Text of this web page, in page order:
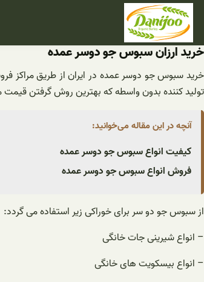
رفتن
محتوا
خرید ارزان سبوس جو دوسر عمده
خرید سبوس جو دوسر عمده در ایران از طریق مراکز
تولید کننده بدون واسطه که بهترین روش گرفتن
آنچه در این مقاله می‌خوانید:
کیفیت انواع سبوس جو دوسر عمده
فروش انواع سبوس جو دوسر عمده
از سبوس جو دو سر برای خوراکی زیر استفاده می گردد:
– انواع شیرینی جات خانگی
– انواع بیسکویت های خانگی